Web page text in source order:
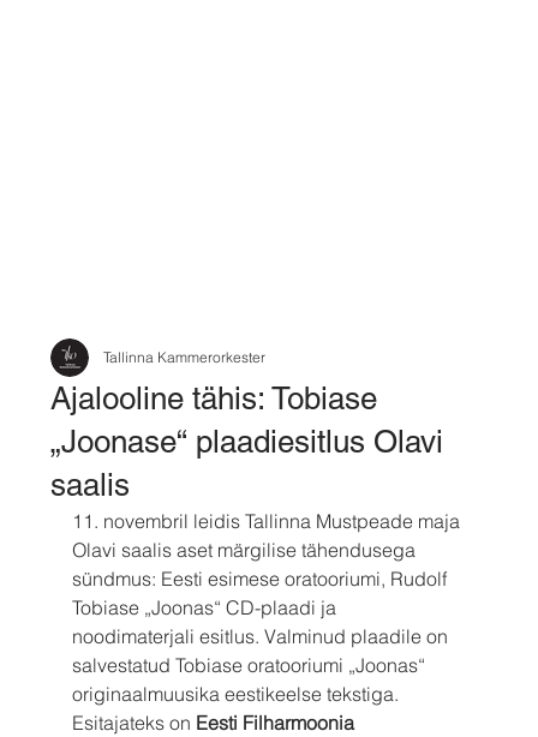
Ajalooline tähis: Tobiase
„Joonase“ plaadiesitlus Olavi
saalis
Tallinna Kammerorkester
11. novembril leidis Tallinna Mustpeade maja
Olavi saalis aset märgilise tähendusega
sündmus: Eesti esimese oratooriumi, Rudolf
Tobiase „Joonas“ CD-plaadi ja
noodimaterjali esitlus. Valminud plaadile on
salvestatud Tobiase oratooriumi „Joonas“
originaalmuusika eestikeelse tekstiga.
Esitajateks on Eesti Filharmoonia